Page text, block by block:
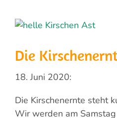
Zeige
Bild
Die
18. Juni 2020:
Die Kirschenernte steht
Wir werden am